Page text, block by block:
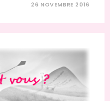
26 NOVEMBRE 2016